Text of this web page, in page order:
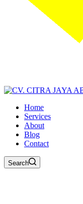
Home
Services
About
Blog
Contact
Search